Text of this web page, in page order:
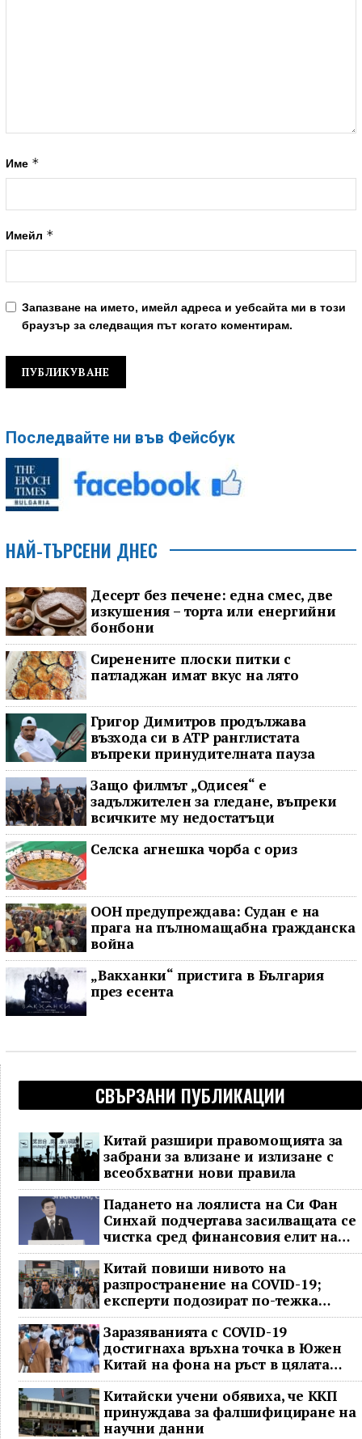
Име *
Имейл *
Запазване на името, имейл адреса и уебсайта ми в този
браузър за следващия път когато коментирам.
Последвайте ни във Фейсбук
НАЙ-ТЪРСЕНИ ДНЕС
Десерт без печене: една смес, две
изкушения – торта или енергийни
бонбони
Сиренените плоски питки с
патладжан имат вкус на лято
Григор Димитров продължава
възхода си в ATP ранглистата
въпреки принудителната пауза
Защо филмът „Одисея“ е
задължителен за гледане, въпреки
всичките му недостатъци
Селска агнешка чорба с ориз
ООН предупреждава: Судан е на
прага на пълномащабна гражданска
война
„Вакханки“ пристига в България
през есента
СВЪРЗАНИ ПУБЛИКАЦИИ
Китай разшири правомощията за
забрани за влизане и излизане с
всеобхватни нови правила
Падането на лоялиста на Си Фан
Синхай подчертава засилващата се
чистка сред финансовия елит на
Китай
Китай повиши нивото на
разпространение на COVID-19;
експерти подозират по-тежка
ситуация
Заразяванията с COVID-19
достигнаха връхна точка в Южен
Китай на фона на ръст в цялата
страна
Китайски учени обявиха, че ККП
принуждава за фалшифициране на
научни данни